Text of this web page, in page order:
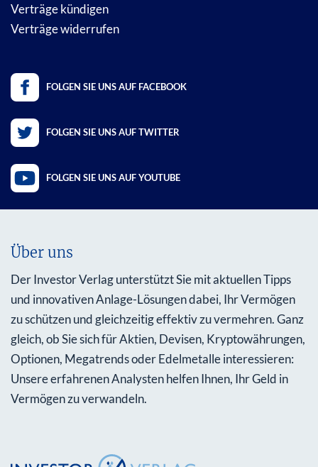
Verträge kündigen
Verträge widerrufen
FOLGEN SIE UNS AUF FACEBOOK
FOLGEN SIE UNS AUF TWITTER
FOLGEN SIE UNS AUF YOUTUBE
Über uns
Der Investor Verlag unterstützt Sie mit aktuellen Tipps
und innovativen Anlage-Lösungen dabei, Ihr Vermögen
zu schützen und gleichzeitig effektiv zu vermehren. Ganz
gleich, ob Sie sich für Aktien, Devisen, Kryptowährungen,
Optionen, Megatrends oder Edelmetalle interessieren:
Unsere erfahrenen Analysten helfen Ihnen, Ihr Geld in
Vermögen zu verwandeln.